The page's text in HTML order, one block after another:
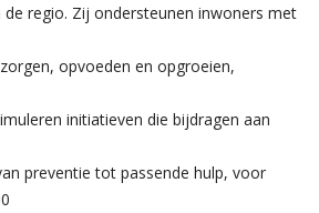
de regio. Zij ondersteunen inwoners met
opvoeden en opgroeien,
initiatieven die bijdragen aan
preventie tot passende hulp, voor